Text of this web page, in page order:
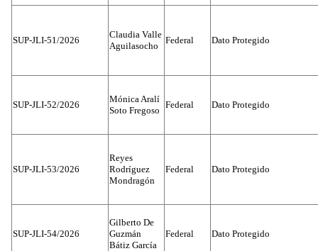
SUP-JLI-51/2026
Claudia Valle
Aguilasocho
Federal Dato Protegido
SUP-JLI-52/2026
Mónica Aralí
Soto Fregoso
Federal Dato Protegido
SUP-JLI-53/2026
Reyes
Rodríguez
Mondragón
Federal Dato Protegido
SUP-JLI-54/2026
Gilberto De
Guzmán
Bátiz García
Federal Dato Protegido